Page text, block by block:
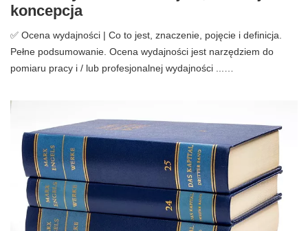
koncepcja
✅ Ocena wydajności | Co to jest, znaczenie, pojęcie i definicja.
Pełne podsumowanie. Ocena wydajności jest narzędziem do
pomiaru pracy i / lub profesjonalnej wydajności ...…